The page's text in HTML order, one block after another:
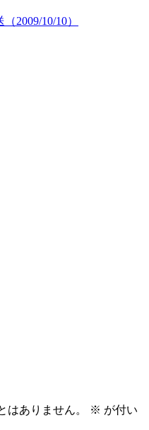
2009/10/10）
はありません。 ※ が付い